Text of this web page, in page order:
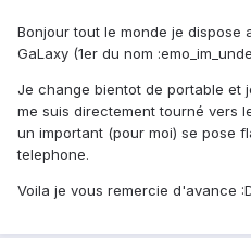
Bonjour tout le monde je dispose
GaLaxy (1er du nom
Je change bientot de portable et
me suis directement tourné vers
un important (pour moi) se pose
telephone.
Voila je vous remercie d'avance